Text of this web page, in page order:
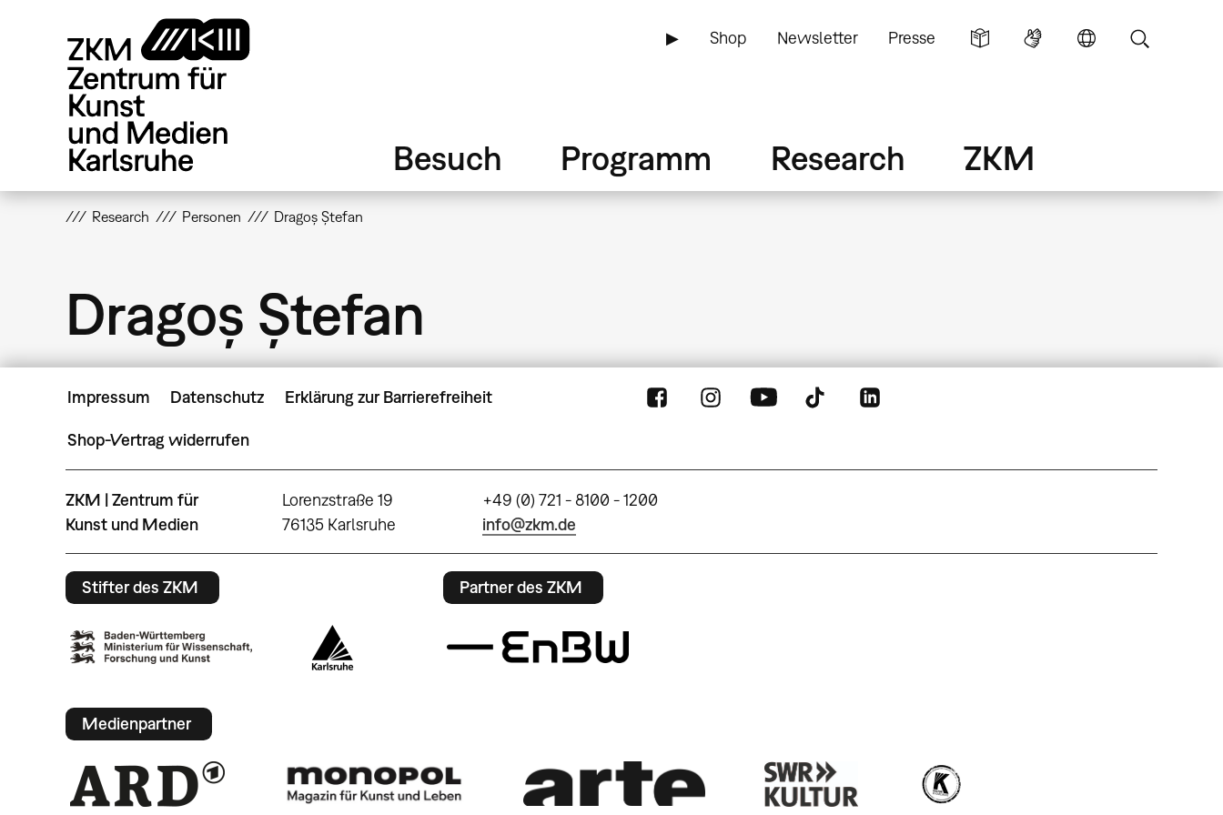
▶ Shop Newsletter Presse
Besuch Programm Research ZKM
Research Personen Dragoș Ștefan
Dragoș Ștefan
Impressum Datenschutz Erklärung zur Barrierefreiheit
Shop-Vertrag widerrufen
ZKM | Zentrum für
Kunst und Medien
Lorenzstraße 19
76135 Karlsruhe
+49 (0) 721 - 8100 - 1200
info@zkm.de
Stifter des ZKM Partner des ZKM
Medienpartner